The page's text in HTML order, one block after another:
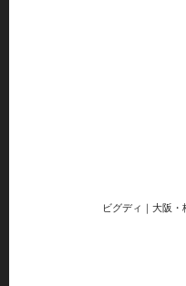
ビグディ｜大阪